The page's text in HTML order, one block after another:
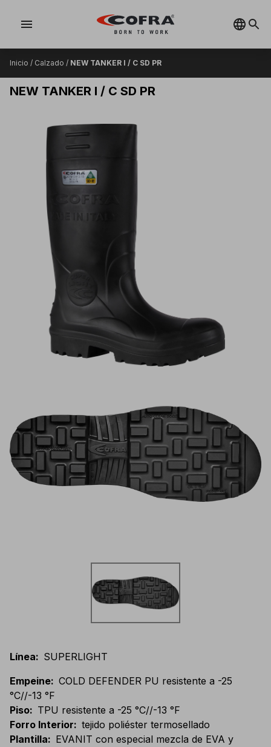
menu
Inicio / Calzado / NEW TANKER I / C SD PR
NEW TANKER I / C SD PR
Línea: SUPERLIGHT
Empeine: COLD DEFENDER PU resistente a -25
°C//-13 °F
Piso: TPU resistente a -25 °C//-13 °F
Forro Interior: tejido poliéster termosellado
Plantilla: EVANIT con especial mezcla de EVA y